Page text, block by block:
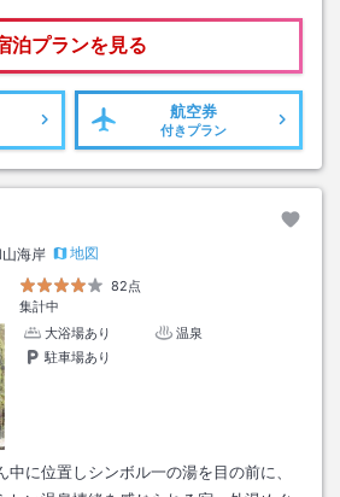
泊プランを見る
航空券
付きプラン
海岸
地図
82点
集計中
大浴場あり
温泉
駐車場あり
に位置しシンボル一の湯を目の前に、